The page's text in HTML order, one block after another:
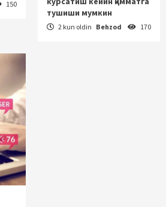
150
тушиши мумкин
2 kun oldin Behzod 170